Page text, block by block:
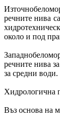
речните нива
около и под
речните нива
за средни
Хидрологична
Въз основа на